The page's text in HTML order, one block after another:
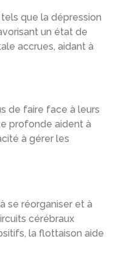
que la dépression
un état de
accrues, aidant à
de faire face à leurs
profonde aident à
à gérer les
se réorganiser et à
cérébraux
la flottaison aide